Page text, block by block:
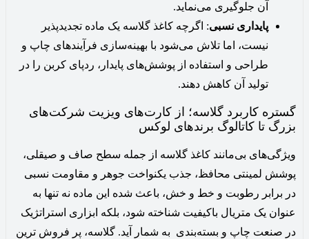
آن جلوگیری می‌نماید.
پایداری نسبی: اگرچه کاغذ گلاسه یک ماده تجدیدپذیر
نیست، اما تلاش می‌شود با بهینه‌سازی فرآیندهای چاپ و
طراحی و استفاده از پوشش‌های پایدار، ردپای کربن را در
تولید آن کاهش دهند.
گستره کاربرد گلاسه؛ از کارت‌های ویزیت شرکت‌های
بزرگ تا کاتالوگ‌ برندهای لوکس
ویژگی‌های بی‌مانند کاغذ گلاسه از جمله سطح صاف و صیقلی،
پوشش لمینتی محافظ، جذب یکنواخت جوهر و مقاومت نسبی
در برابر رطوبت و خط و خش، باعث شده این ماده نه تنها به
عنوان یک متریال باکیفیت شناخته شود، بلکه ابزاری استراتژیک
در صنعت چاپ و بسته‌بندی به شمار آید. گلاسه، پر فروش ترین